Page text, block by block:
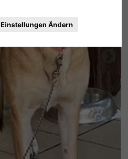
Einstellungen Ändern